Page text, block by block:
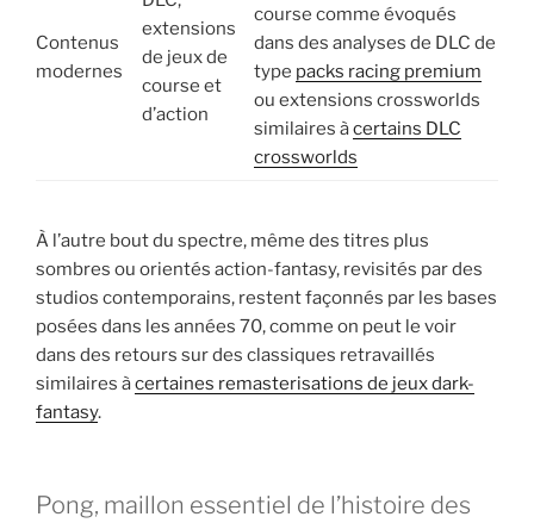
Contenus
modernes
extensions
de jeux de
course et
d’action
course comme évoqués
dans des analyses de DLC de
type packs racing premium
ou extensions crossworlds
similaires àcertains DLC
crossworlds
À l’autre bout du spectre, même des titres plus
sombres ou orientés action-fantasy, revisités par des
studios contemporains, restent façonnés par les bases
posées dans les années 70, comme on peut le voir
dans des retours sur des classiques retravaillés
similaires àcertaines remasterisations de jeux dark-
fantasy.
Pong, maillon essentiel de l’histoire des